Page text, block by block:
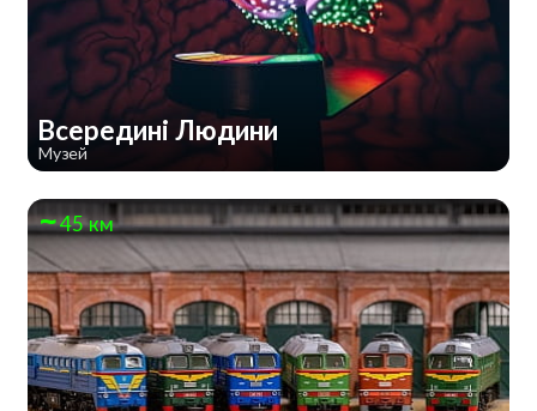
Всередині Людини
Музей
45 км